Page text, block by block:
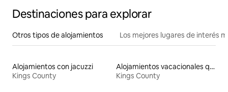
Destinaciones para explorar
Otros tipos de alojamientos Los mejores lugares de interés
Alojamientos con jacuzzi
Kings County
Alojamientos vacacionales que admiten mascotas
Kings County